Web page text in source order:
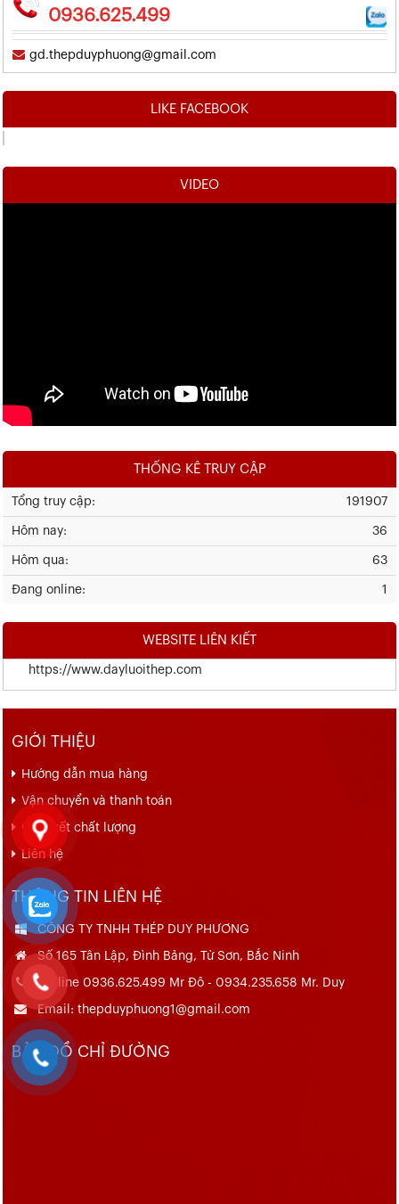
0936.625.499
gd.thepduyphuong@gmail.com
LIKE FACEBOOK
VIDEO
THỐNG KÊ TRUY CẬP
191907
Tổng truy cập:
36
Hôm nay:
63
Hôm qua:
1
Đang online:
WEBSITE LIÊN KIẾT
https://www.dayluoithep.com
GIỚI THIỆU
Hướng dẫn mua hàng
Vận chuyển và thanh toán
Cam kết chất lượng
Liên hệ
THÔNG TIN LIÊN HỆ
CÔNG TY TNHH THÉP DUY PHƯƠNG
Số 165 Tân Lập, Đình Bảng, Từ Sơn, Bắc Ninh
Hotline 0936.625.499 Mr Đô - 0934.235.658 Mr. Duy
Email: thepduyphuong1@gmail.com
BẢN ĐỒ CHỈ ĐƯỜNG